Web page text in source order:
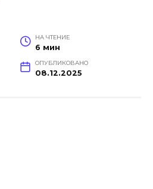
НА ЧТЕНИЕ
6 мин
ОПУБЛИКОВАНО
08.12.2025